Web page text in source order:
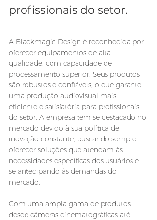
profissionais do setor.
A Blackmagic Design é reconhecida por
oferecer equipamentos de alta
qualidade, com capacidade de
processamento superior. Seus produtos
são robustos e confiáveis, o que garante
uma produção audiovisual mais
eficiente e satisfatória para profissionais
do setor. A empresa tem se destacado no
mercado devido à sua política de
inovação constante, buscando sempre
oferecer soluções que atendam às
necessidades específicas dos usuários e
se antecipando às demandas do
mercado.
Com uma ampla gama de produtos,
desde câmeras cinematográficas até